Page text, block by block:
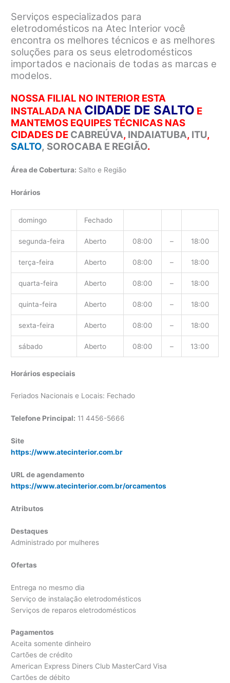
Serviços especializados para
eletrodomésticos na Atec Interior você
encontra os melhores técnicos e as melhores
soluções para os seus eletrodomésticos
importados e nacionais de todas as marcas e
modelos.
NOSSA FILIAL NO INTERIOR ESTA
INSTALADA NA CIDADE DE SALTO E
MANTEMOS EQUIPES TÉCNICAS NAS
CIDADES DE CABREÚVA, INDAIATUBA, ITU,
SALTO, SOROCABA E REGIÃO.
Área de Cobertura: Salto e Região
Horários
domingo Fechado
segunda-feira Aberto 08:00 – 18:00
terça-feira Aberto 08:00 – 18:00
quarta-feira Aberto 08:00 – 18:00
quinta-feira Aberto 08:00 – 18:00
sexta-feira Aberto 08:00 – 18:00
sábado Aberto 08:00 – 13:00
Horários especiais
Feriados Nacionais e Locais: Fechado
Telefone Principal: 11 4456-5666
Site
https://www.atecinterior.com.br
URL de agendamento
https://www.atecinterior.com.br/orcamentos
Atributos
Destaques
Administrado por mulheres
Ofertas
Entrega no mesmo dia
Serviço de instalação eletrodomésticos
Serviços de reparos eletrodomésticos
Pagamentos
Aceita somente dinheiro
Cartões de crédito
American Express Diners Club MasterCard Visa
Cartões de débito